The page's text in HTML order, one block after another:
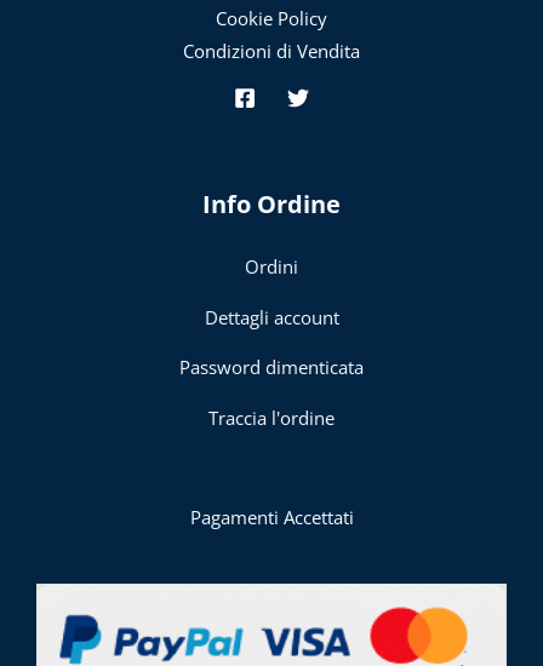
Cookie Policy
Condizioni di Vendita
Info Ordine
Ordini
Dettagli account
Password dimenticata
Traccia l'ordine
Pagamenti Accettati